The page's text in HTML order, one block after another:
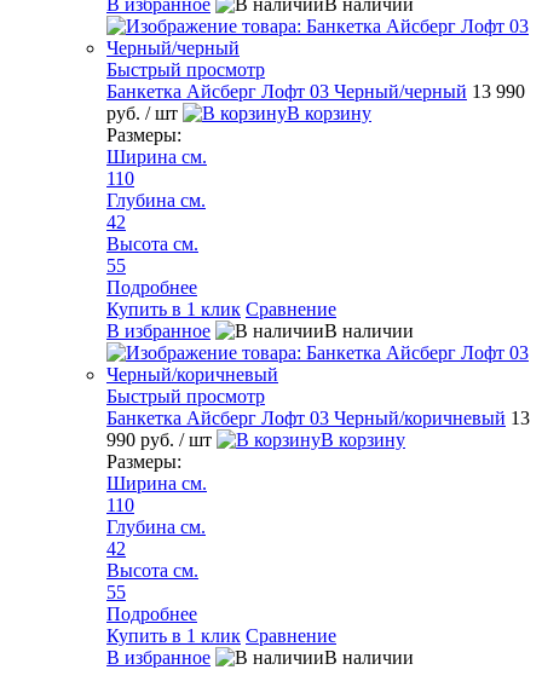
В избранное В наличии
Быстрый просмотр
Банкетка Айсберг Лофт 03 Черный/черный 13 990
руб. / шт
В корзину
Размеры:
Ширина см.
110
Глубина см.
42
Высота см.
55
Подробнее
Купить в 1 клик Сравнение
В избранное
В наличии
Быстрый просмотр
Банкетка Айсберг Лофт 03 Черный/коричневый 13
990 руб. / шт
В корзину
Размеры:
Ширина см.
110
Глубина см.
42
Высота см.
55
Подробнее
Купить в 1 клик Сравнение
В избранное
В наличии